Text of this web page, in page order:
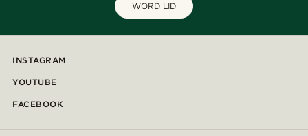
WORD LID
INSTAGRAM
YOUTUBE
FACEBOOK